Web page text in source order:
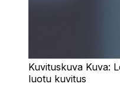
Kuvituskuva Kuva:
luotu kuvitus